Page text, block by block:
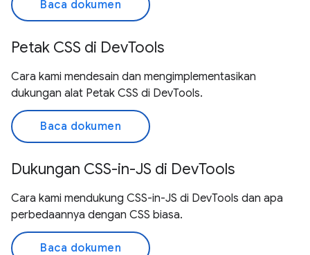
Baca dokumen
Petak CSS di DevTools
Cara kami mendesain dan mengimplementasikan
dukungan alat Petak CSS di DevTools.
Baca dokumen
Dukungan CSS-in-JS di DevTools
Cara kami mendukung CSS-in-JS di DevTools dan apa
perbedaannya dengan CSS biasa.
Baca dokumen